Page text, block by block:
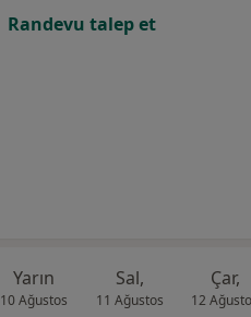
Randevu talep et
Yarın
10 Ağustos
Sal,
11 Ağustos
Çar,
12